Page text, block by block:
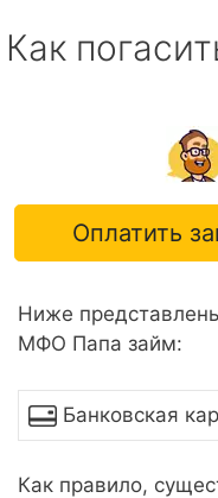
Как
Оплатить
Ниже
МФО Папа займ:
Банковская
Как правило,